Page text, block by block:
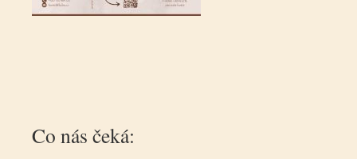
Co nás čeká: